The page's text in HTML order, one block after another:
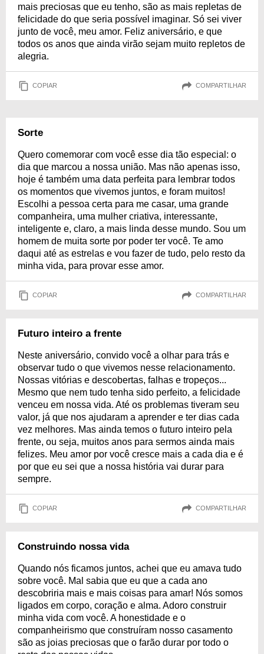
mais preciosas que eu tenho, são as mais repletas de
felicidade do que seria possível imaginar. Só sei viver
junto de você, meu amor. Feliz aniversário, e que
todos os anos que ainda virão sejam muito repletos de
alegria.
COPIAR COMPARTILHAR
Sorte
Quero comemorar com você esse dia tão especial: o
dia que marcou a nossa união. Mas não apenas isso,
hoje é também uma data perfeita para lembrar todos
os momentos que vivemos juntos, e foram muitos!
Escolhi a pessoa certa para me casar, uma grande
companheira, uma mulher criativa, interessante,
inteligente e, claro, a mais linda desse mundo. Sou um
homem de muita sorte por poder ter você. Te amo
daqui até as estrelas e vou fazer de tudo, pelo resto da
minha vida, para provar esse amor.
COPIAR COMPARTILHAR
Futuro inteiro a frente
Neste aniversário, convido você a olhar para trás e
observar tudo o que vivemos nesse relacionamento.
Nossas vitórias e descobertas, falhas e tropeços...
Mesmo que nem tudo tenha sido perfeito, a felicidade
venceu em nossa vida. Até os problemas tiveram seu
valor, já que nos ajudaram a aprender e ter dias cada
vez melhores. Mas ainda temos o futuro inteiro pela
frente, ou seja, muitos anos para sermos ainda mais
felizes. Meu amor por você cresce mais a cada dia e é
por que eu sei que a nossa história vai durar para
sempre.
COPIAR COMPARTILHAR
Construindo nossa vida
Quando nós ficamos juntos, achei que eu amava tudo
sobre você. Mal sabia que eu que a cada ano
descobriria mais e mais coisas para amar! Nós somos
ligados em corpo, coração e alma. Adoro construir
minha vida com você. A honestidade e o
companheirismo que construíram nosso casamento
são as joias preciosas que o farão durar por todo o